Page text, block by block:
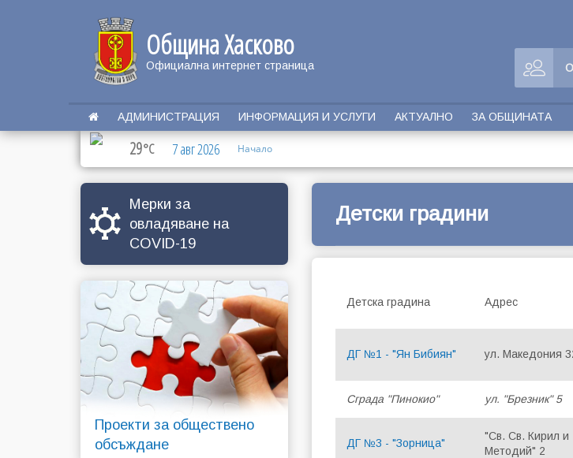
Община Хасково
Официална интернет страница
АДМИНИСТРАЦИЯ ИНФОРМАЦИЯ И УСЛУГИ АКТУАЛНО ЗА ОБЩИНАТА
29°C 7 авг 2026 Начало
Детски градини
Детска градина Адрес
ДГ №1 - "Ян Бибиян" ул. Македония
Сграда "Пинокио" ул. "Брезник" 5
ДГ №3 - "Зорница"
"Св. Св. Кирил и
Методий" 2
Мерки за
овладяване на
COVID-19
Проекти за обществено
обсъждане